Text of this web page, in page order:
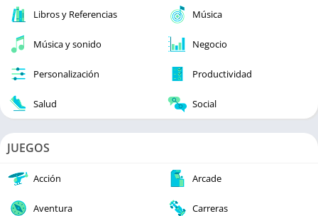
Libros y Referencias Música
Música y sonido Negocio
Personalización Productividad
Salud Social
JUEGOS
Acción Arcade
Aventura Carreras